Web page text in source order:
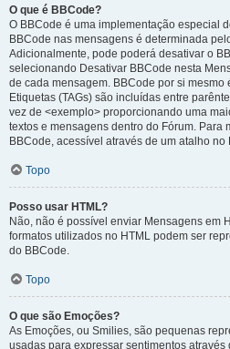
O que é BBCode?
O BBCode é uma implementação especial
BBCode nas mensagens é determinada
Adicionalmente, pode poderá desativar o
selecionando Desativar BBCode nesta
de cada mensagem. BBCode por si mesmo
Etiquetas (TAGs) são incluídas entre
vez de <exemplo> proporcionando uma
textos e mensagens dentro do Fórum. Para
BBCode, acessível através de um atalho
Topo
Posso usar HTML?
Não, não é possível enviar Mensagens em
formatos utilizados no HTML podem ser
do BBCode.
Topo
O que são Emoções?
As Emoções, ou Smilies, são pequenas
usadas para expressar sentimentos